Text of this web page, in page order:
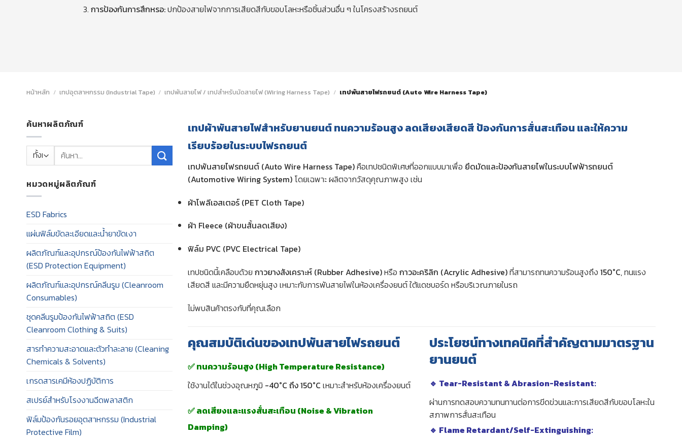
การป้องกันการสึกหรอ:ปกป้องสายไฟจากการเสียดสีกับขอบโลหะหรือชิ้นส่วนอื่น ๆ ในโครงสร้างรถยนต์
หน้าหลัก / เทปอุตสาหกรรม (Industrial Tape) / เทปพันสายไฟ / เทปสำหรับมัดสายไฟ (Wiring Harness Tape) / เทปพันสายไฟรถยนต์ (Auto Wire Harness Tape)
ค้นหาผลิตภัณฑ์
ค้นหา:
หมวดหมู่ผลิตภัณฑ์
ESD Fabrics
แผ่นฟิล์มขัดละเอียดและน้ำยาขัดเงา
ผลิตภัณฑ์และอุปกรณ์ป้องกันไฟฟ้าสถิต
(ESD Protection Equipment)
ผลิตภัณฑ์และอุปกรณ์คลีนรูม (Cleanroom
Consumables)
ชุดคลีนรูมป้องกันไฟฟ้าสถิต (ESD
Cleanroom Clothing & Suits)
สารทำความสะอาดและตัวทำละลาย (Cleaning
Chemicals & Solvents)
เกรดสารเคมีห้องปฏิบัติการ
สเปรย์สำหรับโรงงานฉีดพลาสติก
ฟิล์มป้องกันรอยอุตสาหกรรม (Industrial
Protective Film)
เทปผ้าพันสายไฟสำหรับยานยนต์ ทนความร้อนสูง ลดเสียงเสียดสี ป้องกันการสั่นสะเทือน และให้ความ
เรียบร้อยในระบบไฟรถยนต์
เทปพันสายไฟรถยนต์ (Auto Wire Harness Tape)คือเทปชนิดพิเศษที่ออกแบบมาเพื่อ ยึดมัดและป้องกันสายไฟในระบบไฟฟ้ารถยนต์
(Automotive Wiring System)โดยเฉพาะ ผลิตจากวัสดุคุณภาพสูง เช่น
ผ้าโพลีเอสเตอร์ (PET Cloth Tape)
ผ้า Fleece (ผ้าขนสั้นลดเสียง)
ฟิล์ม PVC (PVC Electrical Tape)
เทปชนิดนี้เคลือบด้วย กาวยางสังเคราะห์ (Rubber Adhesive)หรือ กาวอะคริลิก (Acrylic Adhesive)ที่สามารถทนความร้อนสูงถึง 150°C, ทนแรง
เสียดสี และมีความยืดหยุ่นสูง เหมาะกับการพันสายไฟในห้องเครื่องยนต์ ใต้แดชบอร์ด หรือบริเวณภายในรถ
ไม่พบสินค้าตรงกับที่คุณเลือก
คุณสมบัติเด่นของเทปพันสายไฟรถยนต์
✅ ทนความร้อนสูง (High Temperature Resistance)
ใช้งานได้ในช่วงอุณหภูมิ -40°C ถึง 150°C เหมาะสำหรับห้องเครื่องยนต์
✅ ลดเสียงและแรงสั่นสะเทือน (Noise & Vibration
Damping)
ประโยชน์ทางเทคนิคที่สำคัญตามมาตรฐาน
ยานยนต์
🔹 Tear-Resistant & Abrasion-Resistant:
ผ่านการทดสอบความทนทานต่อการขีดข่วนและการเสียดสีกับขอบโลหะใน
สภาพการสั่นสะเทือน
🔹 Flame Retardant/Self-Extinguishing: